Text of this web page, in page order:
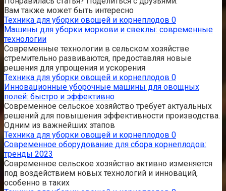
Вам также может быть интересно
Техника для уборки овощей и корнеплодов 0
Машины для уборки моркови и свеклы: современные
технологии
Современные технологии в сельском хозяйстве
стремительно развиваются, предоставляя новые
решения для упрощения и ускорения
Техника для уборки овощей и корнеплодов 0
Инновационные уборочные машины для овощных
полей: быстро и эффективно
Современное сельское хозяйство требует актуальных
решений для повышения эффективности производства.
Одним из важнейших этапов
Техника для уборки овощей и корнеплодов 0
Современное оборудование для сбора корнеплодов:
тренды 2023
Современное сельское хозяйство активно изменяется
под воздействием новых технологий и инноваций,
особенно в таких